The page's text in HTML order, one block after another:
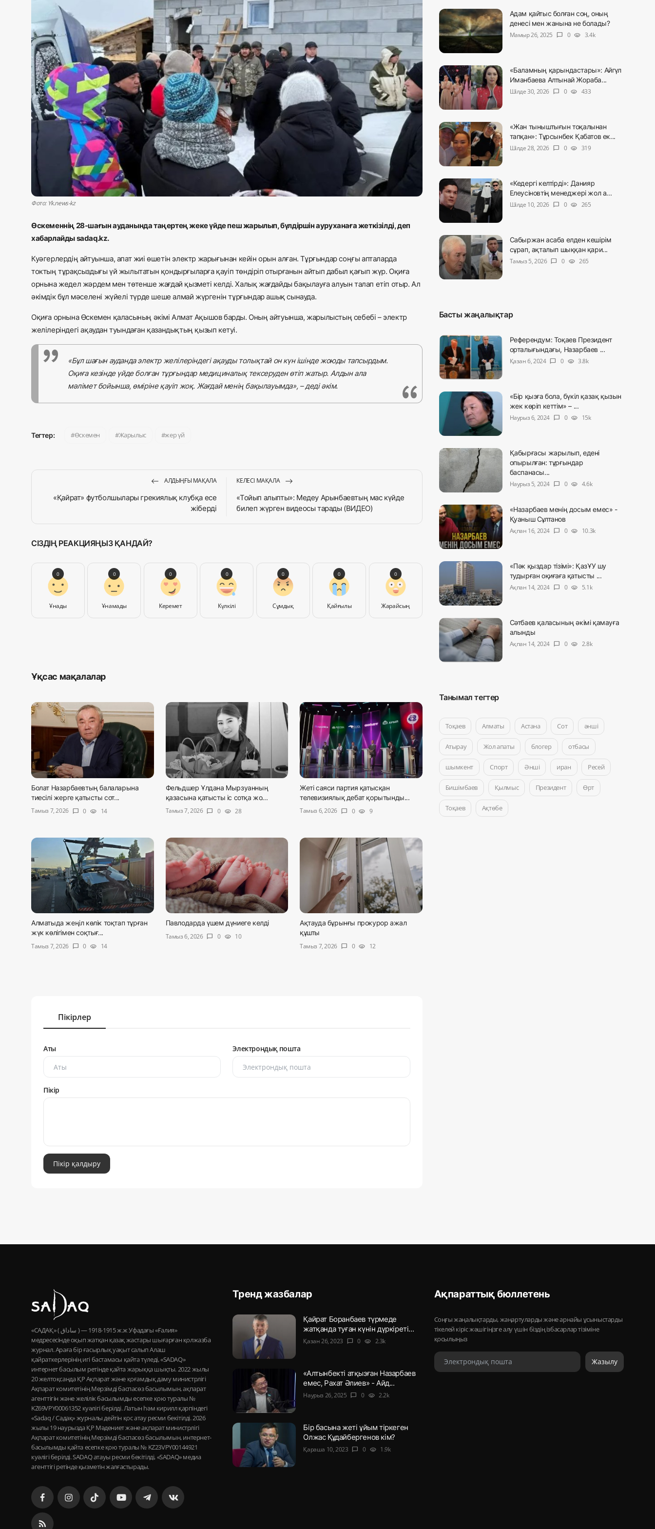
Журналистік зерттеу
Қазақ тілі
Фото: Yk.news-kz
Өскеменнің 28-шағын ауданында таңертең жеке үйде пеш жарылып, бүлдіршін ауруханаға жеткізілді, деп
хабарлайды sadaq.kz.
Куәгерлердің айтуынша, апат жиі өшетін электр жарығынан кейін орын алған. Тұрғындар соңғы апталарда
токтың тұрақсыздығы үй жылытатын қондырғыларға қауіп төндіріп отырғанын айтып дабыл қағып жүр. Оқиға
орнына жедел жәрдем мен төтенше жағдай қызметі келді. Халық жағдайды бақылауға алуын талап етіп отыр. Ал
әкімдік бұл мәселені жүйелі түрде шеше алмай жүргенін тұрғындар ашық сынауда.
Оқиға орнына Өскемен қаласының әкімі Алмат Ақышов барды. Оның айтуынша, жарылыстың себебі – электр
желілеріндегі ақаудан туындаған қазандықтың қызып кетуі.
«Бұл шағын ауданда электр желілеріндегі ақауды толықтай он күн ішінде жоюды тапсырдым.
Оқиға кезінде үйде болған тұрғындар медициналық тексеруден өтіп жатыр. Алдын ала
мәлімет бойынша, өміріне қауіп жоқ. Жағдай менің бақылауымда», – деді әкім.
Тегтер: Өскемен Жарылыс жер үй
АЛДЫҢҒЫ МАҚАЛА
«Қайрат» футболшылары грекиялық клубқа есе
жіберді
КЕЛЕСІ МАҚАЛА
«Тойып алыпты»: Медеу Арынбаевтың мас күйде
билеп жүрген видеосы тарады (ВИДЕО)
СІЗДІҢ РЕАКЦИЯҢЫЗ ҚАНДАЙ?
Ұнады
0
Ұнамады
0
Керемет
0
Күлкілі
0
Сұмдық
0
Қайғылы
0
Жарайсың
0
Ұқсас мақалалар
Болат Назарбаевтың балаларына
тиесілі жерге қатысты сот...
Тамыз 7, 2026
chat_bubble 0 visibility 14
Фельдшер Ұлдана Мырзуанның
қазасына қатысты іс сотқа жо...
Тамыз 7, 2026
chat_bubble 0 visibility 28
Жеті саяси партия қатысқан
телевизиялық дебат қорытынды...
Тамыз 6, 2026
chat_bubble 0 visibility 9
Алматыда жеңіл көлік тоқтап тұрған
жүк көлігімен соқтығ...
Тамыз 7, 2026 chat_bubble 0 visibility 14
Павлодарда үшем дүниеге келді
Тамыз 6, 2026 chat_bubble 0 visibility 10
Ақтауда бұрынғы прокурор ажал
құшты
Тамыз 7, 2026 chat_bubble 0 visibility 12
Пікірлер
Аты Электрондық пошта
Пікір
Пікір қалдыру
Адам қайтыс болған соң, оның
денесі мен жанына не болады?
Мамыр 26, 2025
chat_bubble 0 visibility 3.4k
«Баламның қарындастары»: Айгүл
Иманбаева Алтынай Жораба...
Шілде 30, 2026
chat_bubble 0 visibility 433
«Жан тыныштығын тоқалынан
тапқан»: Тұрсынбек Қабатов ек...
Шілде 28, 2026
chat_bubble 0 visibility 319
«Кедергі келтірді»: Данияр
Елеусіновтің менеджері жол а...
Шілде 10, 2026
chat_bubble 0 visibility 265
Сабыржан асаба елден кешірім
сұрап, ақталып шыққан қари...
Тамыз 5, 2026 chat_bubble 0 visibility 265
Басты жаңалықтар
Референдум: Тоқаев Президент
орталығындағы, Назарбаев ...
Қазан 6, 2024 chat_bubble 0 visibility 3.8k
«Бір қызға бола, бүкіл қазақ қызын
жек көріп кеттім» – ...
Наурыз 6, 2024
chat_bubble 0 visibility 15k
Қабырғасы жарылып, едені
опырылған: тұрғындар
баспанасы...
Наурыз 5, 2024
chat_bubble 0 visibility 4.6k
«Назарбаев менің досым емес» -
Қуаныш Сұлтанов
Ақпан 16, 2024
chat_bubble 0 visibility 10.3k
«Пәк қыздар тізімі»: ҚазҰУ шу
тудырған оқиғаға қатысты ...
Ақпан 14, 2024
chat_bubble 0 visibility 5.1k
Сәтбаев қаласының әкімі қамауға
алынды
Ақпан 14, 2024
chat_bubble 0 visibility 2.8k
Танымал тегтер
Тоқаев Алматы Астана Сот әнші
Атырау Жол апаты блогер отбасы
шымкент Спорт Әнші иран Ресей
Бишімбаев Қылмыс Президент Өрт
Тоқаев Ақтөбе
«САДАҚ» ( ساداق ) — 1915-1918 ж.ж Уфадағы «Ғалия»
медресесінде оқып жатқан қазақ жастары шығарған қолжазба
журнал. Араға бір ғасырлық уақыт салып Алаш
қайраткерлерінің игі бастамасы қайта түледі, «SADAQ»
интернет басылым ретінде қайта жарыққа шықты. 2022 жылы
20 желтоқсанда ҚР Ақпарат және қоғамдық даму министрлігі
Ақпарат комитетінің Мерзімді баспасөз басылымын, ақпарат
агенттігін және желілік басылымды есепке қою туралы №
KZ69VPY00061352 куәлігі берілді. Латын һәм кирилл қарпіндегі
«Sadaq / Садақ» журналы дейтін қос атау ресми бекітілді. 2026
жылы 19 наурызда ҚР Мәдениет және ақпарат министрлігі
Ақпарат комитетінің Мерзімді баспасөз басылымын, интернет-
басылымды қайта есепке қою туралы № KZ23VPY00144921
куәлігі берілді. SADAQ атауы ресми бекітілді, «SADAQ» медиа
агенттігі ретінде қызметін жалғастырады.
Тренд жазбалар
Қайрат Боранбаев түрмеде
жатқанда туған күнін дүркіреті...
Қазан 26, 2023 chat_bubble 0 visibility 2.3k
«Алтынбекті атқызған Назарбаев
емес, Рахат Әлиев» - Айд...
Наурыз 26, 2025 chat_bubble 0 visibility 2.2k
Бір басына жеті ұйым тіркеген
Олжас Құдайбергенов кім?
Қараша 10, 2023 chat_bubble 0 visibility 1.9k
Ақпараттық бюллетень
Соңғы жаңалықтарды, жаңартуларды және арнайы ұсыныстарды
тікелей кіріс жәшігіңізге алу үшін біздің ізбасарлар тізіміне
қосылыңыз
Жазылу